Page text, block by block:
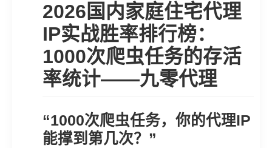
2026国内家庭住宅代理
IP实战胜率排行榜：
1000次爬虫任务的存活
率统计——九零代理
“1000次爬虫任务，你的代理IP
能撑到第几次？”